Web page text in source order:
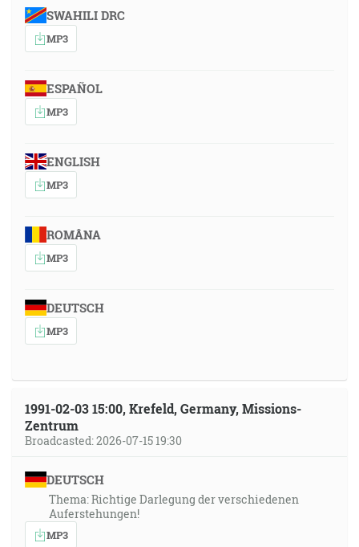
SWAHILI DRC
MP3
ESPAÑOL
MP3
ENGLISH
MP3
ROMÂNA
MP3
DEUTSCH
MP3
1991-02-03 15:00, Krefeld, Germany, Missions-
Zentrum
Broadcasted: 2026-07-15 19:30
DEUTSCH
Thema: Richtige Darlegung der verschiedenen
Auferstehungen!
MP3